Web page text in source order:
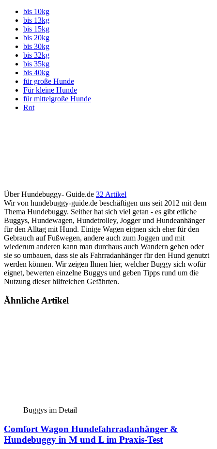
bis 10kg
bis 13kg
bis 15kg
bis 20kg
bis 30kg
bis 32kg
bis 35kg
bis 40kg
für große Hunde
Für kleine Hunde
für mittelgroße Hunde
Rot
Über Hundebuggy- Guide.de 32 Artikel
Wir von hundebuggy-guide.de beschäftigen uns seit 2012 mit dem
Thema Hundebuggy. Seither hat sich viel getan - es gibt etliche
Buggys, Hundewagen, Hundetrolley, Jogger und Hundeanhänger
für den Alltag mit Hund. Einige Wagen eignen sich eher für den
Gebrauch auf Fußwegen, andere auch zum Joggen und mit
wiederum anderen kann man durchaus auch Wandern gehen oder
sie so umbauen, dass sie als Fahrradanhänger für den Hund genutzt
werden können. Wir zeigen Ihnen hier, welcher Buggy sich wofür
eignet, bewerten einzelne Buggys und geben Tipps rund um die
Nutzung dieser hilfreichen Gefährten.
Ähnliche Artikel
Buggys im Detail
Comfort Wagon Hundefahrradanhänger &
Hundebuggy in M und L im Praxis-Test